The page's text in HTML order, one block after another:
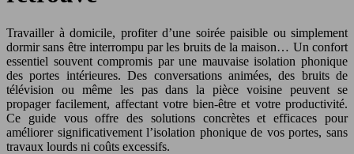
Travailler à domicile, profiter d’une soirée paisible ou simplement
dormir sans être interrompu par les bruits de la maison… Un confort
essentiel souvent compromis par une mauvaise isolation phonique
des portes intérieures. Des conversations animées, des bruits de
télévision ou même les pas dans la pièce voisine peuvent se
propager facilement, affectant votre bien-être et votre productivité.
Ce guide vous offre des solutions concrètes et efficaces pour
améliorer significativement l’isolation phonique de vos portes, sans
travaux lourds ni coûts excessifs.